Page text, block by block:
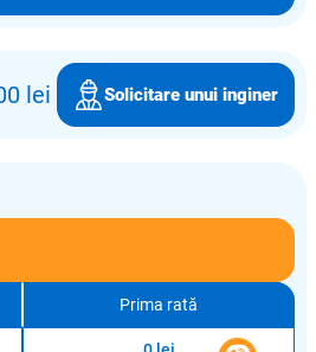
lei Solicitare unui inginer
Prima rată